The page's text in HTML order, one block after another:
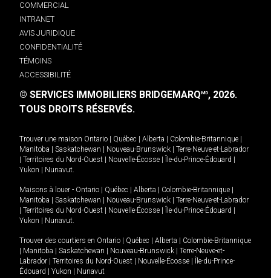
COMMERCIAL
INTRANET
AVIS JURIDIQUE
CONFIDENTIALITÉ
TÉMOINS
ACCESSIBILITÉ
© SERVICES IMMOBILIERS BRIDGEMARQMD, 2026.
TOUS DROITS RÉSERVÉS.
Trouver une maison Ontario Québec Alberta Colombie-Britannique
Manitoba
Saskatchewan Nouveau-Brunswick
Terre-Neuve-et-Labrador
Territoires du Nord-Ouest Nouvelle-Écosse Île-du-Prince-Édouard
Yukon
Nunavut.
Maisons à louer - Ontario Québec Alberta Colombie-Britannique
Manitoba
Saskatchewan Nouveau-Brunswick
Terre-Neuve-et-Labrador
Territoires du Nord-Ouest Nouvelle-Écosse Île-du-Prince-Édouard
Yukon
Nunavut.
Trouver des courtiers en Ontario Québec Alberta
Colombie-Britannique
Manitoba Saskatchewan Nouveau-Brunswick
Terre-Neuve-et-
Labrador
Territoires du Nord-Ouest Nouvelle-Écosse
Île-du-Prince-
Édouard
Yukon Nunavut